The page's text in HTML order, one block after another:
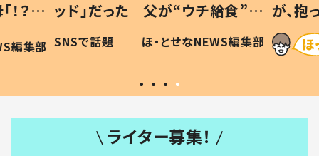
？」
編集部
ッド」だった 父が“ウチ給食”を
作り続ける理由とは #令和の親
#令和の子
SNSで話題 ほ・とせなNEWS編集部
が、
「涙が
い」
ライター募集！